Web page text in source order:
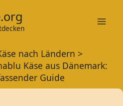
nach Ländern
Käse aus Dänemark:
Guide